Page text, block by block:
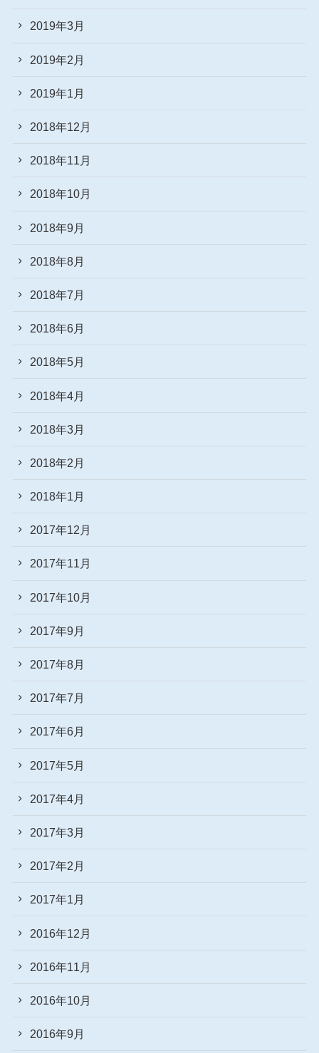
2019年3月
2019年2月
2019年1月
2018年12月
2018年11月
2018年10月
2018年9月
2018年8月
2018年7月
2018年6月
2018年5月
2018年4月
2018年3月
2018年2月
2018年1月
2017年12月
2017年11月
2017年10月
2017年9月
2017年8月
2017年7月
2017年6月
2017年5月
2017年4月
2017年3月
2017年2月
2017年1月
2016年12月
2016年11月
2016年10月
2016年9月